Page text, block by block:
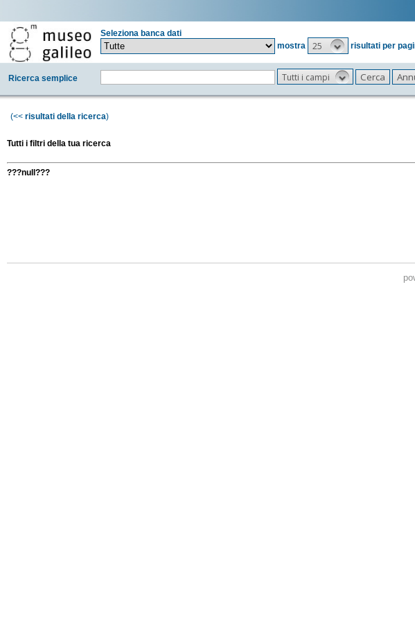
Seleziona banca dati
mostra
25 risultati per
Ricerca semplice Tutti i campi
(<< risultati della ricerca)
Tutti i filtri della tua ricerca
???null???